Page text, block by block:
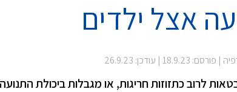
אצל ילדים
| פורסם: 18.9.23 | עודכן: 26.9.23
לרוב כתזוזות חריגות, או מגבלות ביכולת